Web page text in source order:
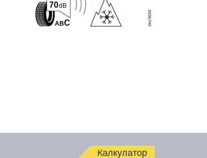
A BC
70dB
Калкулатор